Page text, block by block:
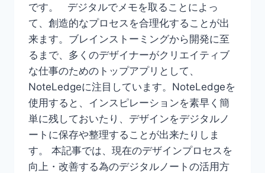
です。 デジタルでメモを取ることによっ
て、創造的なプロセスを合理化することが出
来ます。ブレインストーミングから開発に至
るまで、多くのデザイナーがクリエイティブ
な仕事のためのトップアプリとして、
NoteLedgeに注目しています。NoteLedgeを
使用すると、インスピレーションを素早く簡
単に残しておいたり、デザインをデジタルノ
ートに保存や整理することが出来たりしま
す。 本記事では、現在のデザインプロセスを
向上・改善する為のデジタルノートの活用方